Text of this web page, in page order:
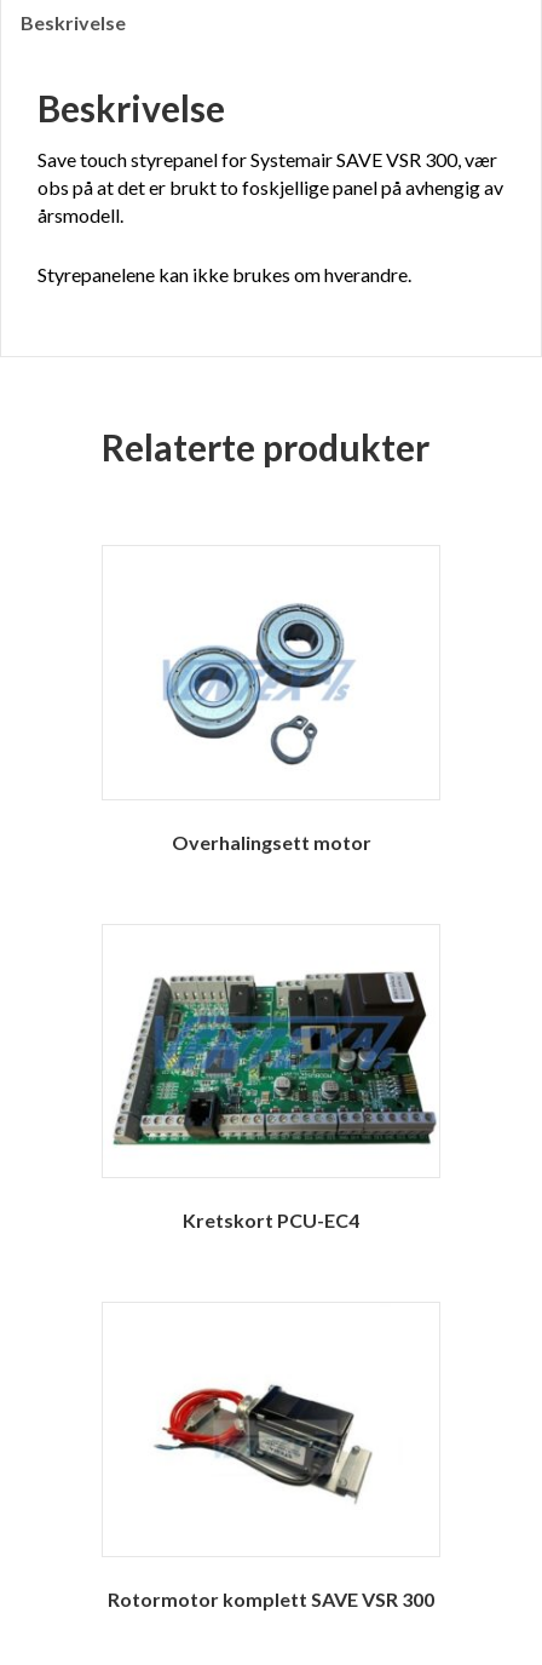
Beskrivelse
Beskrivelse
Save touch styrepanel for Systemair SAVE VSR 300, vær
obs på at det er brukt to foskjellige panel på avhengig av
årsmodell.
Styrepanelene kan ikke brukes om hverandre.
Relaterte produkter
Overhalingsett motor
Kretskort PCU-EC4
Rotormotor komplett SAVE VSR 300